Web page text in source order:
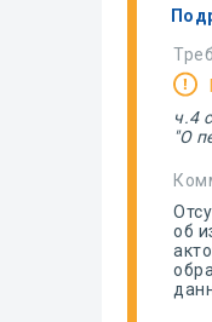
ч.4
"О
об